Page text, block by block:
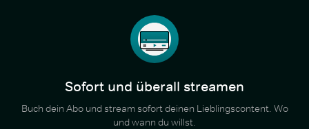
Sofort und überall streamen
Buch dein Abo und stream sofort deinen Lieblingscontent. Wo
und wann du willst.